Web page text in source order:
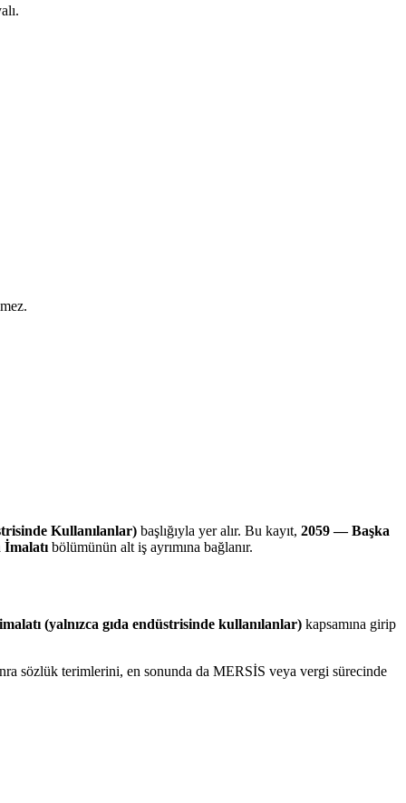
Kullanılanlar) başlığıyla yer alır. Bu kayıt, 2059 — Başka
bölümünün alt iş ayrımına bağlanır.
(yalnızca gıda endüstrisinde kullanılanlar) kapsamına girip
sözlük terimlerini, en sonunda da MERSİS veya vergi sürecinde